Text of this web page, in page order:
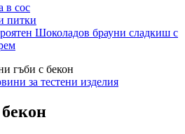
в сос
питки
Шоколадов брауни сладкиш с
гъби с бекон